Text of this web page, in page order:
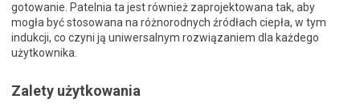
gotowanie. Patelnia ta jest również zaprojektowana tak, aby
mogła być stosowana na różnorodnych źródłach ciepła, w tym
indukcji, co czyni ją uniwersalnym rozwiązaniem dla każdego
użytkownika.
Zalety użytkowania